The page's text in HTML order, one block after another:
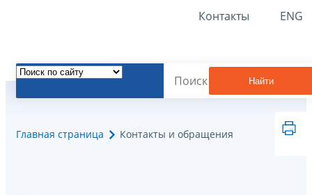
Контакты ENG
Найти
Главная страница Контакты и обращения